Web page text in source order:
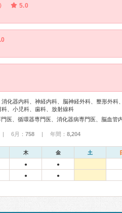
5.0
化器内科、神経内科、脳神経外科、整形外科
、小児科、歯科、放射線科
6月： 758 | 年間： 8,204
木 金 土
● ●
● ●